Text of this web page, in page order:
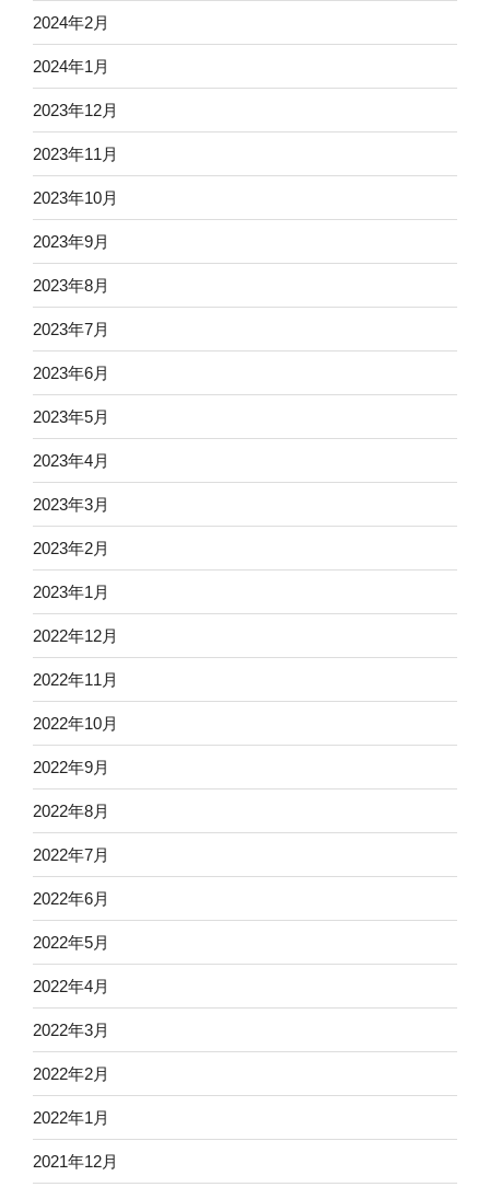
2024年2月
2024年1月
2023年12月
2023年11月
2023年10月
2023年9月
2023年8月
2023年7月
2023年6月
2023年5月
2023年4月
2023年3月
2023年2月
2023年1月
2022年12月
2022年11月
2022年10月
2022年9月
2022年8月
2022年7月
2022年6月
2022年5月
2022年4月
2022年3月
2022年2月
2022年1月
2021年12月